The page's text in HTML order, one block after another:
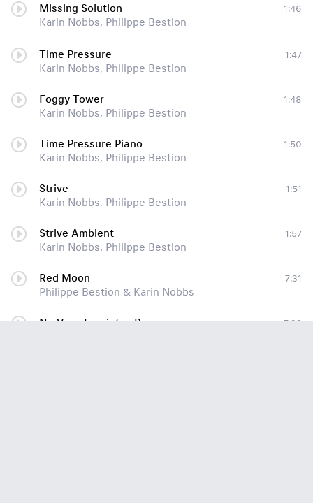
Missing Solution
Karin Nobbs, Philippe Bestion
1:46
Time Pressure
Karin Nobbs, Philippe Bestion
1:47
Foggy Tower
Karin Nobbs, Philippe Bestion
1:48
Time Pressure Piano
Karin Nobbs, Philippe Bestion
1:50
Strive
Karin Nobbs, Philippe Bestion
1:51
Strive Ambient
Karin Nobbs, Philippe Bestion
1:57
Red Moon
Philippe Bestion & Karin Nobbs
7:31
Ne Vous Inquietez Pas
7:33